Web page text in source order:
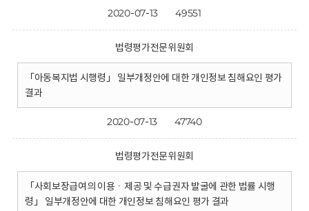
2020-07-13 49551
법령평가전문위원회
「아동복지법 시행령」 일부개정안에 대한 개인정보 침해요인 평가
결과
2020-07-13 47740
법령평가전문위원회
「사회보장급여의 이용ㆍ제공 및 수급권자 발굴에 관한 법률 시행
령」 일부개정안에 대한 개인정보 침해요인 평가 결과